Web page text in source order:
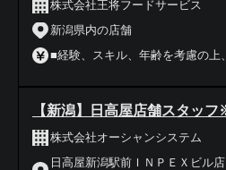
株式会社王将フードサービス
新潟県内の店舗
■経験、スキル、年齢を考慮の上
【新潟】日高屋店舗スタッ
株式会社オーシャンシステム
日高屋新潟駅前ＩＮＰＥＸビル